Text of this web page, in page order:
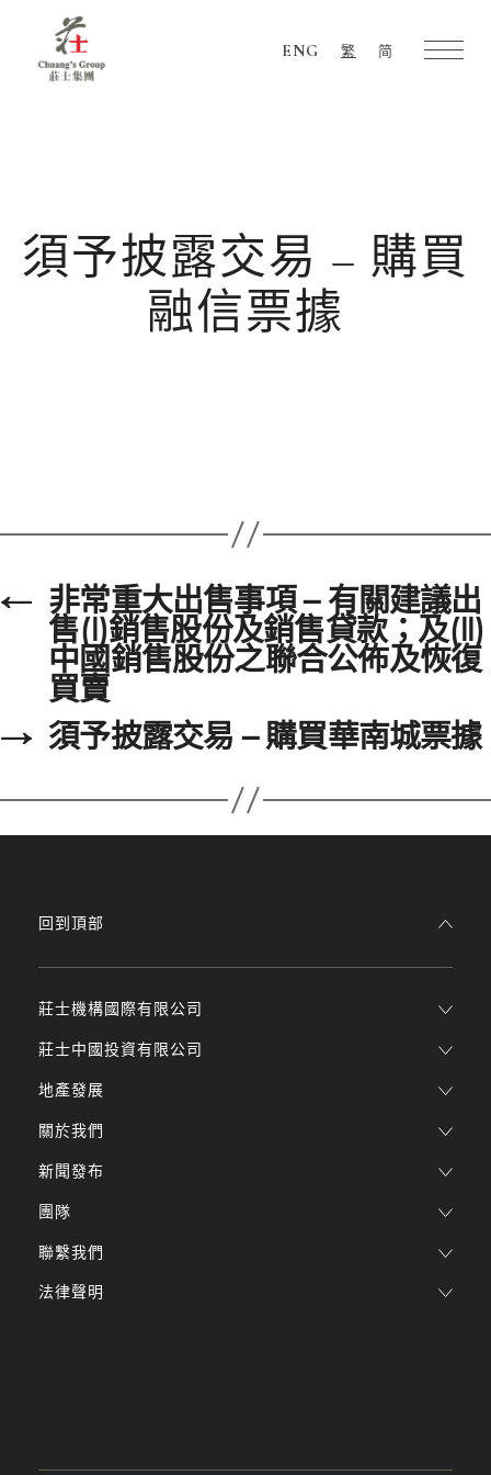
ENG 繁 简
須予披露交易 – 購買
融信票據
← 非常重大出售事項 – 有關建議出
售(I)銷售股份及銷售貸款；及(II)
中國銷售股份之聯合公佈及恢復
買賣
→ 須予披露交易 – 購買華南城票據
莊士機構國際有限公司
莊士中國投資有限公司
地產發展
關於我們
新聞發布
團隊
回到頂部
聯繫我們
法律聲明